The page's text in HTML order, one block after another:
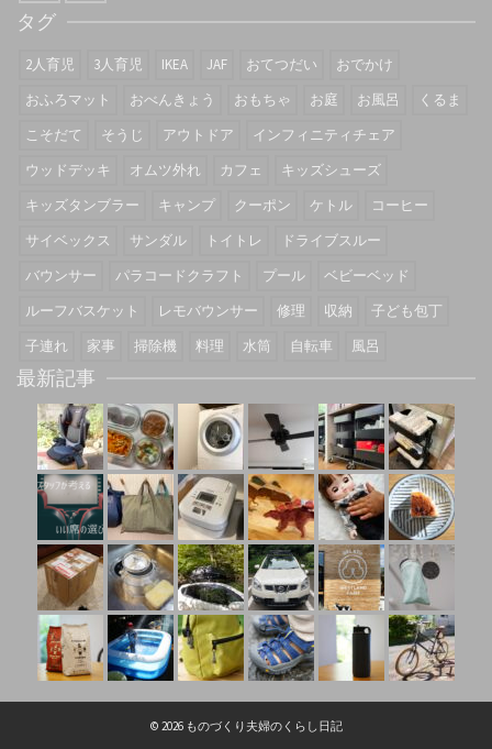
タグ
2人育児 3人育児 IKEA JAF おてつだい
おでかけ
おふろマット
おべんきょう おもちゃ お庭 お風呂
くるま
こそだて
そうじ アウトドア
インフィニティチェア
ウッドデッキ
オムツ外れ カフェ
キッズシューズ
キッズタンブラー
キャンプ クーポン ケトル
コーヒー
サイベックス
サンダル トイトレ
ドライブスルー
バウンサー
パラコードクラフト プール
ベビーベッド
ルーフバスケット
レモバウンサー 修理 収納
子ども包丁
子連れ
家事 掃除機 料理 水筒 自転車 風呂
最新記事
© 2026 ものづくり夫婦のくらし日記